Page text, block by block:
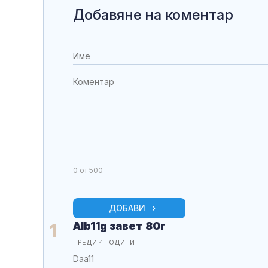
Добавяне на коментар
0 от 500
ДОБАВИ
1 Alb11g завет 80г
ПРЕДИ 4 ГОДИНИ
Daa11